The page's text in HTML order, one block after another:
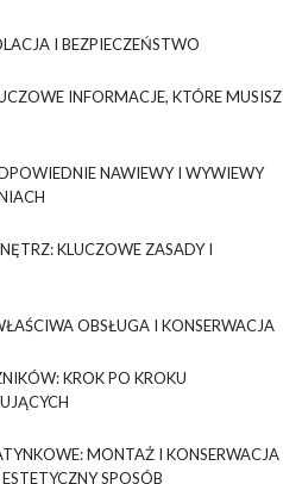
I BEZPIECZEŃSTWO
INFORMACJE, KTÓRE MUSISZ
NAWIEWY I WYWIEWY
KLUCZOWE ZASADY I
OBSŁUGA I KONSERWACJA
KROK PO KROKU
MONTAŻ I KONSERWACJA
SPOSÓB